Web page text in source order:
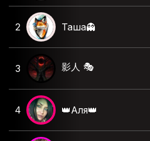
2 Таша👻
3 影人 🎭
4 👑Аля👑